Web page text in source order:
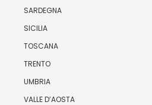
SARDEGNA
SICILIA
TOSCANA
TRENTO
UMBRIA
VALLE D’AOSTA